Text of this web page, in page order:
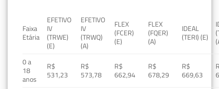
Faixa
Etária
EFETIVO
IV
(TRWE)
(E)
EFETIVO
IV
(TRWQ)
(A)
FLEX
(FCER)
(E)
FLEX
(FQER)
(A)
IDEAL
(TERI) (E)
0 a
18
anos
R$
531,23
R$
573,78
R$
662,94
R$
678,29
R$
669,63